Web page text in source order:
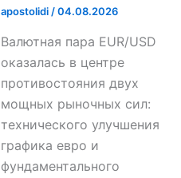
apostolidi/04.08.2026
Валютная пара EUR/USD
оказалась в центре
противостояния двух
мощных рыночных сил:
технического улучшения
графика евро и
фундаментального